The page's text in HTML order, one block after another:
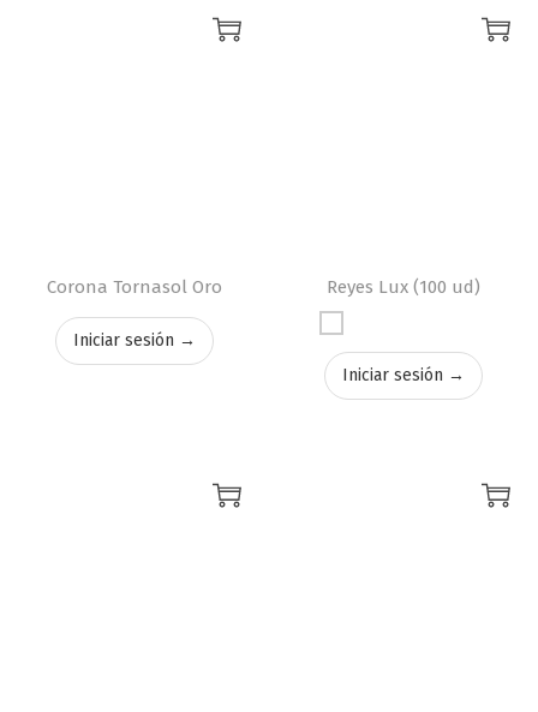
Corona Tornasol Oro
Iniciar sesión →
Reyes Lux (100 ud)
Iniciar sesión →